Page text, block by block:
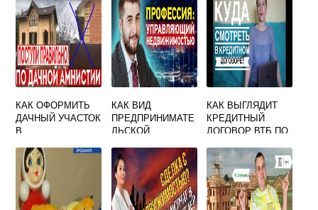
КАК ОФОРМИТЬ
ДАЧНЫЙ УЧАСТОК
В
КАК ВИД
ПРЕДПРИНИМАТЕ
ЛЬСКОЙ
УПРАВЛЕНИЕ
НЕДВИЖИМОСТЬ
Ю
ПОДРАЗУМЕВАЕТ
КАК ВЫГЛЯДИТ
КРЕДИТНЫЙ
ДОГОВОР ВТБ ПО